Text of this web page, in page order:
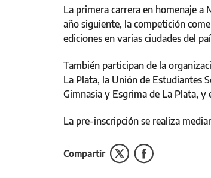
La primera carrera en homenaje a
año siguiente, la competición
ediciones en varias ciudades del
También participan de la
La Plata, la Unión de Estudiantes
Gimnasia y Esgrima de La Plata, y
La pre-inscripción se realiza
Compartir